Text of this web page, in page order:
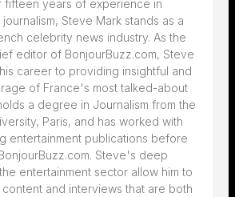
fifteen years of experience in
Steve Mark stands as a
celebrity news industry. As the
editor of BonjourBuzz.com, Steve
career to providing insightful and
of France's most talked-about
a degree in Journalism from the
Paris, and has worked with
entertainment publications before
Steve's deep
entertainment sector allow him to
and interviews that are both